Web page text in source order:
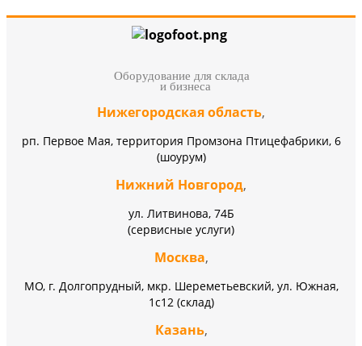
Оборудование для склада
и бизнеса
Нижегородская область,
рп. Первое Мая, территория Промзона Птицефабрики, 6
(шоурум)
Нижний Новгород,
ул. Литвинова, 74Б
(сервисные услуги)
Москва,
МО, г. Долгопрудный, мкр. Шереметьевский, ул. Южная,
1с12 (склад)
Казань,